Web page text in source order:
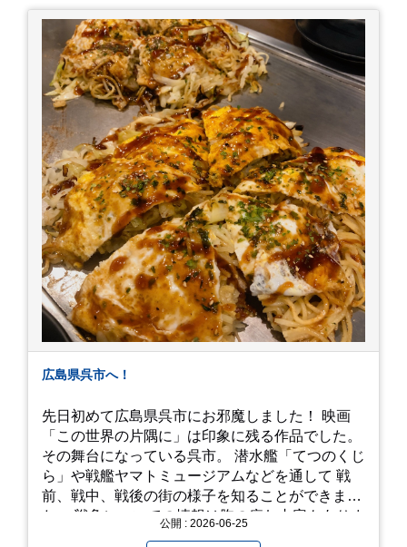
かかる事2つ目。疎遠だった知人の訪問あり！ 気
にかかるetcが徐々に....。 気の持ちようと、タイ
ミングかもしれませんが。お宮参りはお薦めで
す。
広島県呉市へ！
先日初めて広島県呉市にお邪魔しました！ 映画
「この世界の片隅に」は印象に残る作品でした。
その舞台になっている呉市。 潜水艦「てつのくじ
ら」や戦艦ヤマトミュージアムなどを通して 戦
前、戦中、戦後の街の様子を知ることができまし
た。 戦争についての情報は胸の痛む内容もありま
公開 : 2026-06-25